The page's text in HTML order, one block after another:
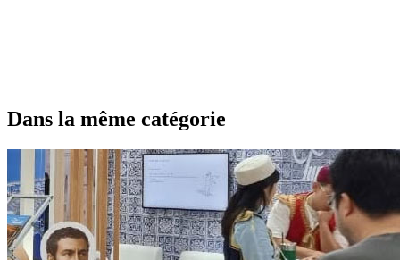
Dans la même catégorie